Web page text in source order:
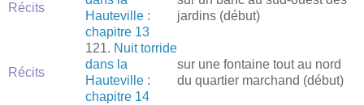
Récits
Hauteville :
chapitre 13
jardins (début)
Récits
121. Nuit torride
dans la
Hauteville :
chapitre 14
sur une fontaine tout au nord
du quartier marchand (début)